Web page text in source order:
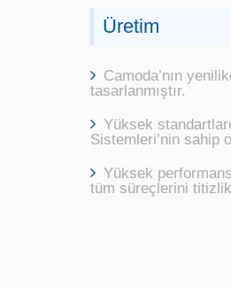
Üretim
Camoda’nın
tasarlanmıştır.
Yüksek
Sistemleri’nin sahip
Yüksek
tüm süreçlerini